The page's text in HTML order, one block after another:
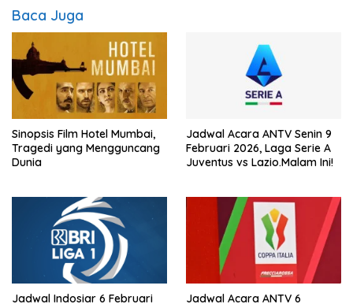
Baca Juga
Sinopsis Film Hotel Mumbai,
Tragedi yang Mengguncang
Dunia
Jadwal Acara ANTV Senin 9
Februari 2026, Laga Serie A
Juventus vs Lazio.Malam Ini!
Jadwal Indosiar 6 Februari
Jadwal Acara ANTV 6